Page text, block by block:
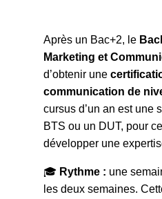
Après un Bac+2, le
Marketing et
d’obtenir une
communication de
cursus d’un an est une
BTS ou un DUT, pour
développer une
🎓 Rythme : une
les deux semaines.